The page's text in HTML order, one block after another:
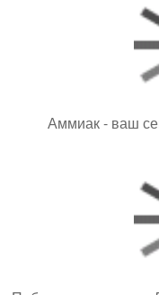
Аммиак - ваш
Побег в виде схемы.
с